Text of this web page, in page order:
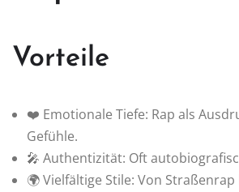
Vorteile
❤️ Emotionale Tiefe: Rap als
Gefühle.
🎤 Authentizität: Oft
🌍 Vielfältige Stile: Von